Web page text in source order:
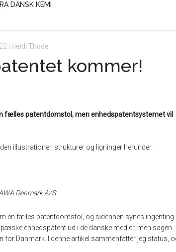
DANSK KEMI
Heidi Thode
kommer!
fælles patentdomstol, men enhedspatentsystemet vil
illustrationer, strukturer og ligninger herunder.
Denmark A/S
en fælles patentdomstol, og sidenhen synes ingenting
enhedspatent ud i de danske medier, men sagen
for Danmark. I denne artikel sammenfatter jeg status,